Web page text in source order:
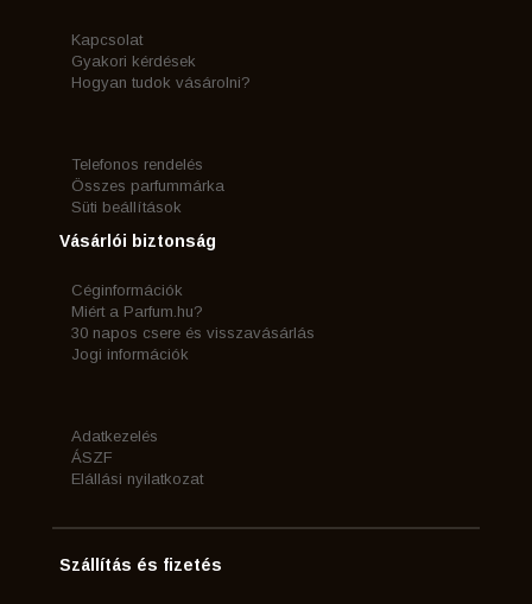
Kapcsolat
Gyakori kérdések
Hogyan tudok vásárolni?
Telefonos rendelés
Összes parfummárka
Süti beállítások
Vásárlói biztonság
Céginformációk
Miért a Parfum.hu?
30 napos csere és visszavásárlás
Jogi információk
Adatkezelés
ÁSZF
Elállási nyilatkozat
Szállítás és fizetés